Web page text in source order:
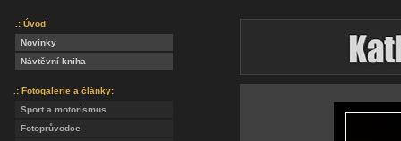
.: Úvod
Novinky
Návtěvní kniha
.: Fotogalerie a články:
Sport a motorismus
Fotoprůvodce